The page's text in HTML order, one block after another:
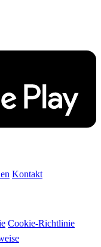
Kontakt
Cookie-Richtlinie